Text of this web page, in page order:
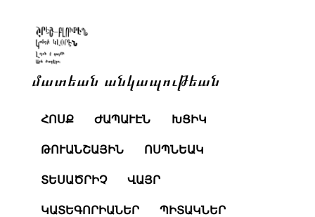
մատեան անկապութեան
ՀՈՍՔ ԺԱՊԱՒԷՆ ԽՑԻԿ
ԹՈՒԱՆՇԱՅԻՆ ՈՍՊՆԵԱԿ
ՏԵՍԱԾՐԻՉ ՎԱՅՐ
ԿԱՏԵԳՈՐԻԱՆԵՐ ՊԻՏԱԿՆԵՐ